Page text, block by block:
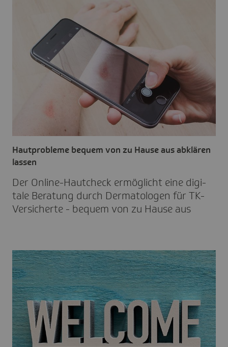
Der Online-Haut­check ermög­licht eine digi­
tale Bera­tung durch Derma­to­logen für TK-
Versi­cherte - bequem von zu Hause aus
Hautprobleme bequem von zu Hause aus abklären
lassen